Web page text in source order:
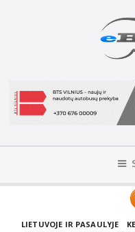
LIETUVOJE IR PASAULYJE